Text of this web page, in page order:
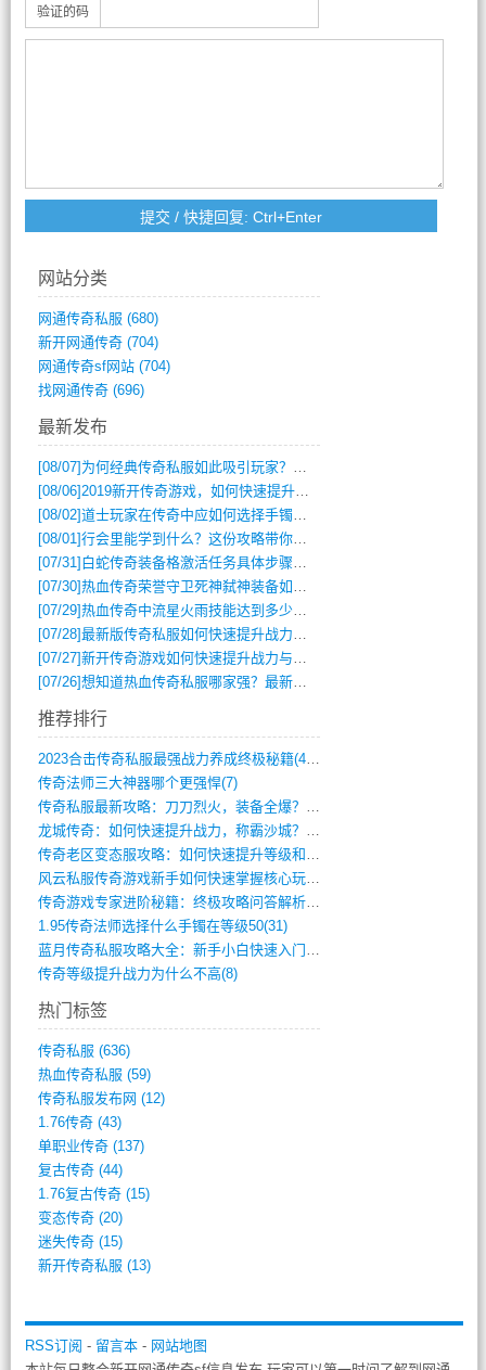
验证的码
网站分类
网通传奇私服 (680)
新开网通传奇(704)
网通传奇sf网站(704)
找网通传奇(696)
最新发布
[08/07] 为何经典传奇私服如此吸引玩家？深度攻略解析
[08/06]2019新开传奇游戏，如何快速提升角色等级？
[08/02]道士玩家在传奇中应如何选择手镯装备？
[08/01]行会里能学到什么？这份攻略带你全掌握
[07/31] 白蛇传奇装备格激活任务具体步骤是什么？如何完成？
[07/30]热血传奇荣誉守卫死神弑神装备如何获取与佩戴攻略？
[07/29]热血传奇中流星火雨技能达到多少级可以开始练装备？
[07/28]最新版传奇私服如何快速提升战力与获取稀有装备？
[07/27]新开传奇游戏如何快速提升战力与获取稀有装备？
[07/26]想知道热血传奇私服哪家强？最新排行榜攻略全解析
推荐排行
2023合击传奇私服最强战力养成终极秘籍(428)
传奇法师三大神器哪个更强悍(7)
传奇私服最新攻略：刀刀烈火，装备全爆？攻(813)
龙城传奇：如何快速提升战力，称霸沙城？(802)
传奇老区变态服攻略：如何快速提升等级和战(379)
风云私服传奇游戏新手如何快速掌握核心玩法(616)
传奇游戏专家进阶秘籍：终极攻略问答解析(848)
1.95传奇法师选择什么手镯在等级50(31)
蓝月传奇私服攻略大全：新手小白快速入门指(386)
传奇等级提升战力为什么不高(8)
热门标签
传奇私服 (636)
热血传奇私服 (59)
传奇私服发布网 (12)
1.76传奇(43)
单职业传奇(137)
复古传奇(44)
1.76复古传奇(15)
变态传奇(20)
迷失传奇(15)
新开传奇私服 (13)
RSS订阅 - 留言本- 网站地图